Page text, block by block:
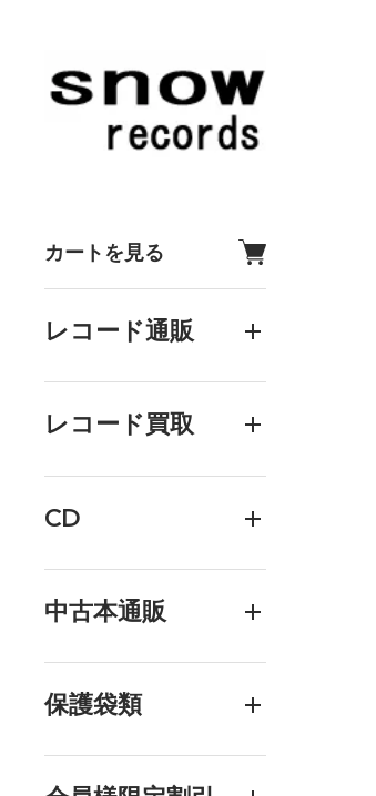
カートを見る
レコード通販
レコード買取
CD
中古本通販
保護袋類